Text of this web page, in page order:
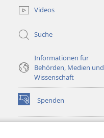
Fenster)Videos
Suche
Informationen für
Behörden, Medien und
Wissenschaft
Spenden
(öffnet
neues
Fenster)